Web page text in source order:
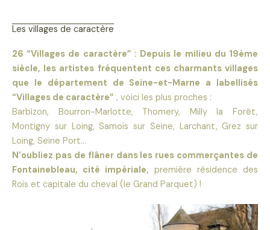
Les villages de caractère
26 “Villages de caractère” : Depuis le milieu du 19ème
siècle, les artistes fréquentent ces charmants villages
que le département de Seine-et-Marne a labellisés
“Villages de caractère” , voici les plus proches :
Barbizon, Bourron-Marlotte, Thomery, Milly la Forêt,
Montigny sur Loing, Samois sur Seine, Larchant, Grez sur
Loing, Seine Port…
N’oubliez pas de flâner dans les rues commerçantes de
Fontainebleau, cité impériale, première résidence des
Rois et capitale du cheval (le Grand Parquet) !